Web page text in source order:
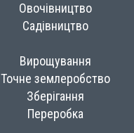
Овочівництво
Садівництво
Вирощування
Точне землеробство
Зберігання
Переробка